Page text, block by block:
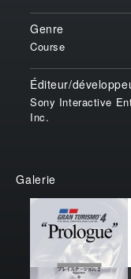
Genre
Course
Éditeur/
Sony Interactive
Inc.
Galerie